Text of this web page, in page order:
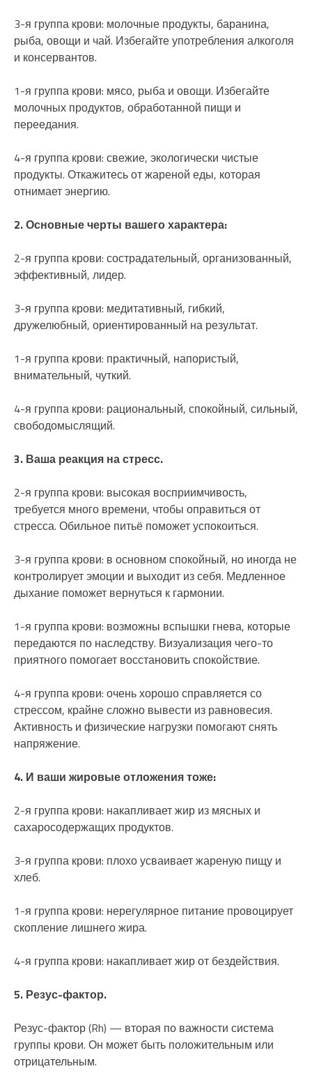
3-я группа крови: молочные продукты, баранина,
рыба, овощи и чай. Избегайте употребления алкоголя
и консервантов.
1-я группа крови: мясо, рыба и овощи. Избегайте
молочных продуктов, обработанной пищи и
переедания.
4-я группа крови: свежие, экологически чистые
продукты. Откажитесь от жареной еды, которая
отнимает энергию.
2. Основные черты вашего характера:
2-я группа крови: сострадательный, организованный,
эффективный, лидер.
3-я группа крови: медитативный, гибкий,
дружелюбный, ориентированный на результат.
1-я группа крови: практичный, напористый,
внимательный, чуткий.
4-я группа крови: рациональный, спокойный, сильный,
свободомыслящий.
3. Ваша реакция на стресс.
2-я группа крови: высокая восприимчивость,
требуется много времени, чтобы оправиться от
стресса. Обильное питьё поможет успокоиться.
3-я группа крови: в основном спокойный, но иногда не
контролирует эмоции и выходит из себя. Медленное
дыхание поможет вернуться к гармонии.
1-я группа крови: возможны вспышки гнева, которые
передаются по наследству. Визуализация чего-то
приятного помогает восстановить спокойствие.
4-я группа крови: очень хорошо справляется со
стрессом, крайне сложно вывести из равновесия.
Активность и физические нагрузки помогают снять
напряжение.
4. И ваши жировые отложения тоже:
2-я группа крови: накапливает жир из мясных и
сахаросодержащих продуктов.
3-я группа крови: плохо усваивает жареную пищу и
хлеб.
1-я группа крови: нерегулярное питание провоцирует
скопление лишнего жира.
4-я группа крови: накапливает жир от бездействия.
5. Резус-фактор.
Резус-фактор (Rh) — вторая по важности система
группы крови. Он может быть положительным или
отрицательным.